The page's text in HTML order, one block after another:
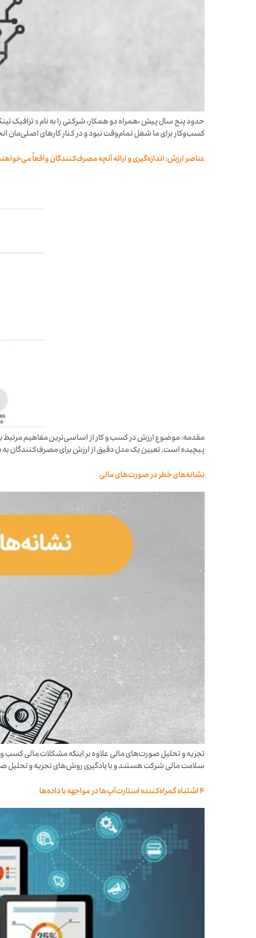
حدود پنج سال پیش‌ ،همراه دو همکار، شرکتی را به نام « ترافیک
کسب‌وکار برای ما شغل تمام‌وقت نبود و در کنار کارهای اصلی‌مان
عناصر ارزش: اندازه‌گیری و ارائه آنچه مصرف‌کنندگان واقعاً
مقدمه: موضوع ارزش در کسب و کار از اساسی‌ترین مفاهیم مرتبط
پیچیده است. تعیین یک مدل دقیق از ارزش برای مصرف‌کنندگان
نشانه‌های خطر در صورت‌های مالی
تجزیه و تحلیل صورت‌های مالی علاوه بر اینکه مشکلات مالی
سلامت مالی شرکت هستند و با یادگیری روش‌های تجزیه و تحلیل
4 اشتباه گمراه‌کننده استارت‌آپ‌ها در مواجهه با داده‌ها